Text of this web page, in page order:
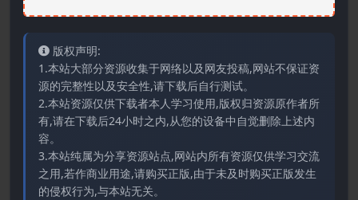
版权声明:
1.本站大部分资源收集于网络以及网友投稿,网站不保证资
源的完整性以及安全性,请下载后自行测试。
2.本站资源仅供下载者本人学习使用,版权归资源原作者所
有,请在下载后24小时之内,从您的设备中自觉删除上述内
容。
3.本站纯属为分享资源站点,网站内所有资源仅供学习交流
之用,若作商业用途,请购买正版,由于未及时购买正版发生
的侵权行为,与本站无关。